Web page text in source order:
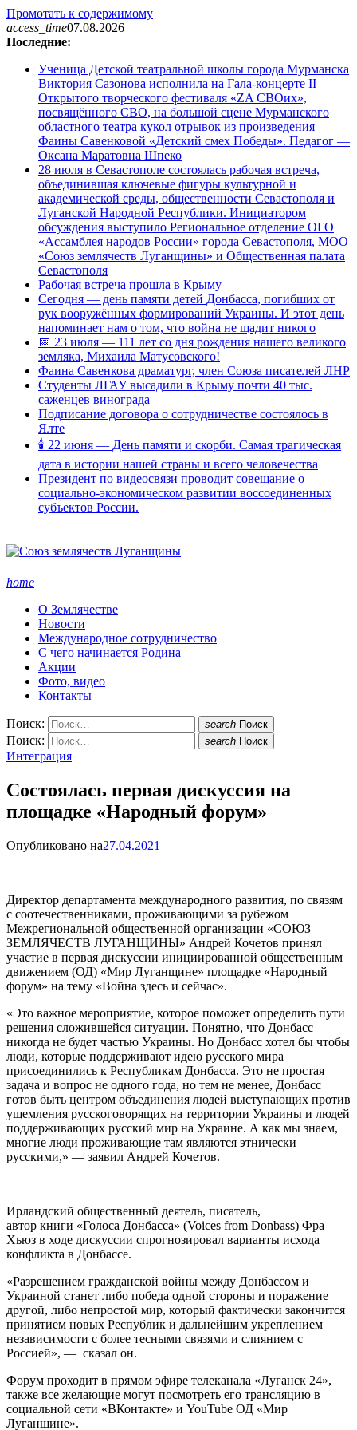
Промотать к содержимому
access_time07.08.2026
Последние:
Ученица Детской театральной школы города Мурманска
Виктория Сазонова исполнила на Гала-концерте II
Открытого творческого фестиваля «ZA СВОих»,
посвящённого СВО, на большой сцене Мурманского
областного театра кукол отрывок из произведения
Фаины Савенковой «Детский смех Победы». Педагог —
Оксана Маратовна Шпеко
28 июля в Севастополе состоялась рабочая встреча,
объединившая ключевые фигуры культурной и
академической среды, общественности Севастополя и
Луганской Народной Республики. Инициатором
обсуждения выступило Региональное отделение ОГО
«Ассамблея народов России» города Севастополя, МОО
«Союз землячеств Луганщины» и Общественная палата
Севастополя
Рабочая встреча прошла в Крыму
Сегодня — день памяти детей Донбасса, погибших от
рук вооружённых формирований Украины. И этот день
напоминает нам о том, что война не щадит никого
📅 23 июля — 111 лет со дня рождения нашего великого
земляка, Михаила Матусовского!
Фаина Савенкова драматург, член Союза писателей ЛНР
Студенты ЛГАУ высадили в Крыму почти 40 тыс.
саженцев винограда
Подписание договора о сотрудничестве состоялось в
Ялте
🕯 22 июня — День памяти и скорби. Самая трагическая
дата в истории нашей страны и всего человечества
Президент по видеосвязи проводит совещание о
социально-экономическом развитии воссоединенных
субъектов России.
home
О Землячестве
Новости
Международное сотрудничество
С чего начинается Родина
Акции
Фото, видео
Контакты
Поиск: search Поиск
Поиск: search Поиск
Интеграция
Состоялась первая дискуссия на
площадке «Народный форум»
Опубликовано на27.04.2021
Директор департамента международного развития, по связям
с соотечественниками, проживающими за рубежом
Межрегиональной общественной организации «СОЮЗ
ЗЕМЛЯЧЕСТВ ЛУГАНЩИНЫ» Андрей Кочетов принял
участие в первая дискуссии инициированной общественным
движением (ОД) «Мир Луганщине» площадке «Народный
форум» на тему «Война здесь и сейчас».
«Это важное мероприятие, которое поможет определить пути
решения сложившейся ситуации. Понятно, что Донбасс
никогда не будет частью Украины. Но Донбасс хотел бы чтобы
люди, которые поддерживают идею русского мира
присоединились к Республикам Донбасса. Это не простая
задача и вопрос не одного года, но тем не менее, Донбасс
готов быть центром объединения людей выступающих против
ущемления русскоговорящих на территории Украины и людей
поддерживающих русский мир на Украине. А как мы знаем,
многие люди проживающие там являются этнически
русскими,» — заявил Андрей Кочетов.
Ирландский общественный деятель, писатель,
автор книги «Голоса Донбасса» (Voices from Donbass) Фра
Хьюз в ходе дискуссии спрогнозировал варианты исхода
конфликта в Донбассе.
«Разрешением гражданской войны между Донбассом и
Украиной станет либо победа одной стороны и поражение
другой, либо непростой мир, который фактически закончится
принятием новых Республик и дальнейшим укреплением
независимости с более тесными связями и слиянием с
Россией», — сказал он.
Форум проходит в прямом эфире телеканала «Луганск 24»,
также все желающие могут посмотреть его трансляцию в
социальной сети «ВКонтакте» и YouTube ОД «Мир
Луганщине».